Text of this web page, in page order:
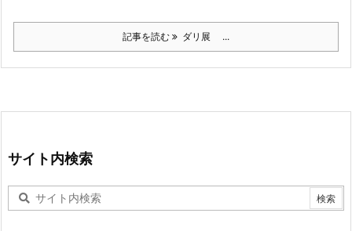
記事を読む ダリ展 ...
サイト内検索